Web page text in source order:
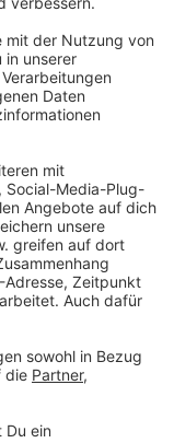
Millionen
aus alten
seine